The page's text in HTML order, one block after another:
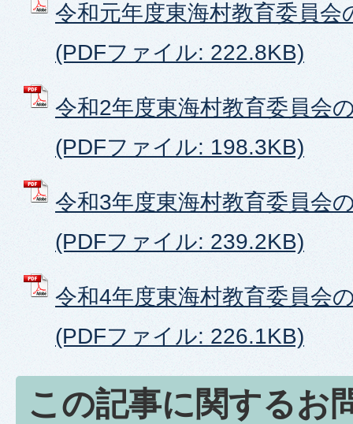
令和元年度東海村教育委員会
(PDFファイル: 222.8KB)
令和2年度東海村教育委員会
(PDFファイル: 198.3KB)
令和3年度東海村教育委員会
(PDFファイル: 239.2KB)
令和4年度東海村教育委員会
(PDFファイル: 226.1KB)
この記事に関するお